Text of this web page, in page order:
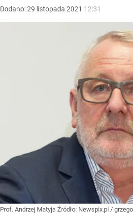
Dodano:29 listopada 2021 12:31
Prof. Andrzej Matyja Źródło: Newspix.pl /